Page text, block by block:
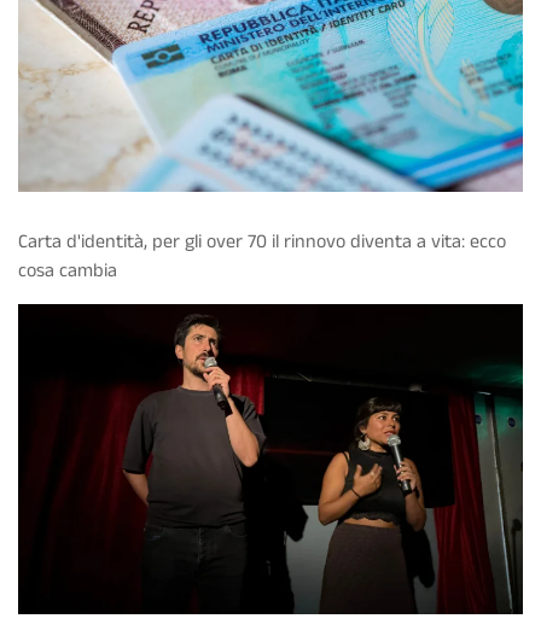
Carta d'identità, per gli over 70 il rinnovo diventa a vita: ecco
cosa cambia